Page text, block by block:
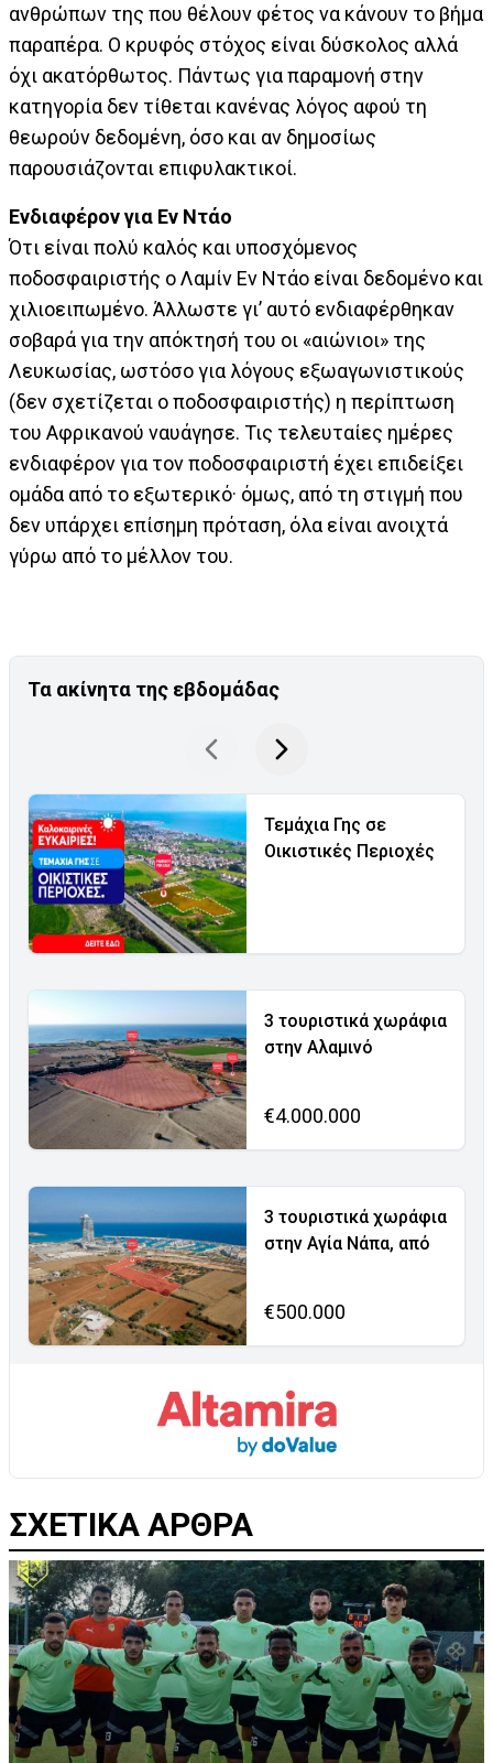
ανθρώπων της που θέλουν φέτος να κάνουν το βήμα
παραπέρα. Ο κρυφός στόχος είναι δύσκολος αλλά
όχι ακατόρθωτος. Πάντως για παραμονή στην
κατηγορία δεν τίθεται κανένας λόγος αφού τη
θεωρούν δεδομένη, όσο και αν δημοσίως
παρουσιάζονται επιφυλακτικοί.
Ενδιαφέρον για Εν Ντάο
Ότι είναι πολύ καλός και υποσχόμενος
ποδοσφαιριστής ο Λαμίν Εν Ντάο είναι δεδομένο και
χιλιοειπωμένο. Άλλωστε γι’ αυτό ενδιαφέρθηκαν
σοβαρά για την απόκτησή του οι «αιώνιοι» της
Λευκωσίας, ωστόσο για λόγους εξωαγωνιστικούς
(δεν σχετίζεται ο ποδοσφαιριστής) η περίπτωση
του Αφρικανού ναυάγησε. Τις τελευταίες ημέρες
ενδιαφέρον για τον ποδοσφαιριστή έχει επιδείξει
ομάδα από το εξωτερικό· όμως, από τη στιγμή που
δεν υπάρχει επίσημη πρόταση, όλα είναι ανοιχτά
γύρω από το μέλλον του.
Τα ακίνητα της εβδομάδας
Τεμάχια Γης σε
Οικιστικές Περιοχές
3 τουριστικά χωράφια
στην Αλαμινό
€4.000.000
3 τουριστικά χωράφια
στην Αγία Νάπα, από
€500.000
ΣΧΕΤΙΚΑ ΑΡΘΡΑ